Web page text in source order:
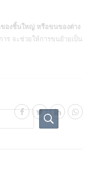
องชิ้นใหญ่ หรือขนของต่าง
ร จะช่วยให้การขนย้ายเป็น